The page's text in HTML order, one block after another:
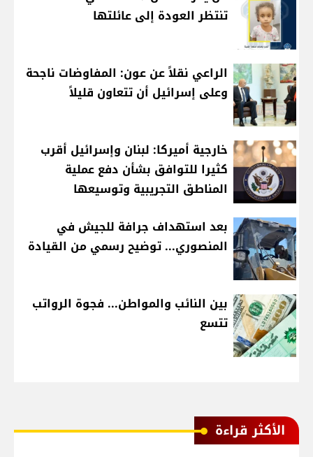
تنتظر العودة إلى عائلتها
الراعي نقلاً عن عون: المفاوضات ناجحة
وعلى إسرائيل أن تتعاون قليلاً
خارجية أميركا: لبنان وإسرائيل أقرب
كثيرا للتوافق بشأن دفع عملية
المناطق التجريبية وتوسيعها
بعد استهداف جرافة للجيش في
المنصوري... توضيح رسمي من القيادة
بين النائب والمواطن... فجوة الرواتب
تتسع
الأكثر قراءة